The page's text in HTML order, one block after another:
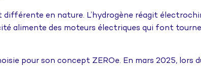
en nature. L’hydrogène réagit
alimente des moteurs électriques qui font
pour son concept ZEROe. En mars 2025,